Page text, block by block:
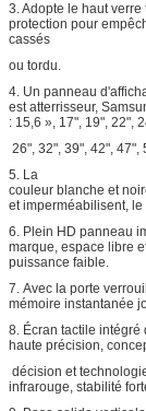
3. Adopte le haut
protection pour
cassés
ou tordu.
4. Un panneau
est atterrisseur,
: 15,6 », 17", 19", 22",
26", 32", 39", 42", 47",
5. La
couleur blanche et
et imperméabilisent,
6. Plein HD panneau
marque, espace libre
puissance faible.
7. Avec la porte
mémoire instantanée
8. Écran tactile
haute précision,
décision et
infrarouge, stabilité